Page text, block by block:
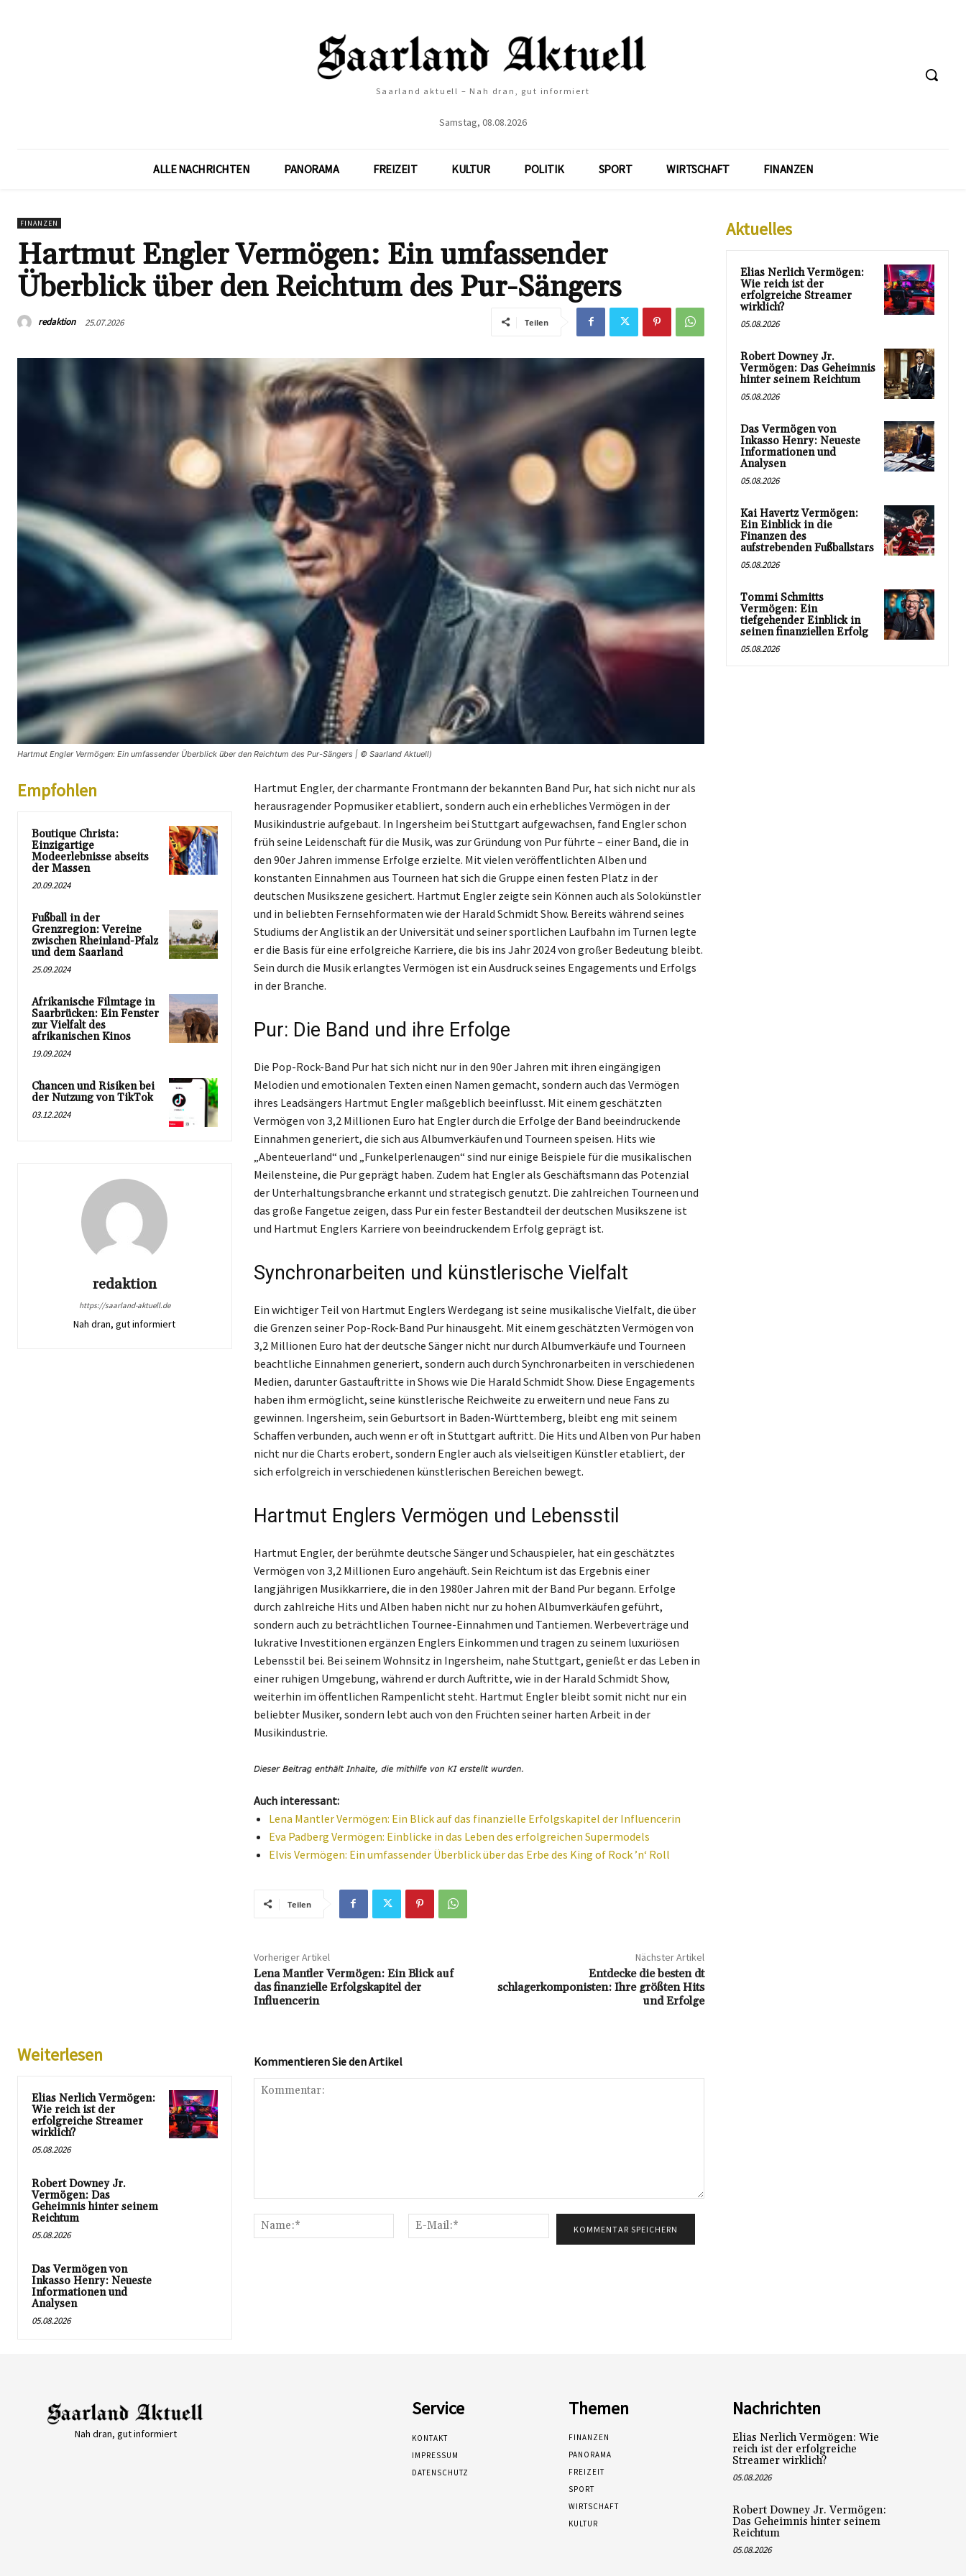
Saarland aktuell – Nah dran, gut informiert
Samstag, 08.08.2026
ALLE NACHRICHTEN PANORAMA FREIZEIT KULTUR POLITIK SPORT WIRTSCHAFT FINANZEN
FINANZEN
Hartmut Engler Vermögen: Ein umfassender
Überblick über den Reichtum des Pur-Sängers
redaktion 25.07.2026 Teilen
Hartmut Engler Vermögen: Ein umfassender Überblick über den Reichtum des Pur-Sängers | © Saarland Aktuell)
Empfohlen
Boutique Christa:
Einzigartige
Modeerlebnisse abseits
der Massen
20.09.2024
Fußball in der
Grenzregion: Vereine
zwischen Rheinland-Pfalz
und dem Saarland
25.09.2024
Afrikanische Filmtage in
Saarbrücken: Ein Fenster
zur Vielfalt des
afrikanischen Kinos
19.09.2024
Chancen und Risiken bei
der Nutzung von TikTok
03.12.2024
redaktion
https://saarland-aktuell.de
Nah dran, gut informiert
Hartmut Engler, der charmante Frontmann der bekannten Band Pur, hat sich nicht nur als
herausragender Popmusiker etabliert, sondern auch ein erhebliches Vermögen in der
Musikindustrie aufgebaut. In Ingersheim bei Stuttgart aufgewachsen, fand Engler schon
früh seine Leidenschaft für die Musik, was zur Gründung von Pur führte – einer Band, die in
den 90er Jahren immense Erfolge erzielte. Mit vielen veröffentlichten Alben und
konstanten Einnahmen aus Tourneen hat sich die Gruppe einen festen Platz in der
deutschen Musikszene gesichert. Hartmut Engler zeigte sein Können auch als Solokünstler
und in beliebten Fernsehformaten wie der Harald Schmidt Show. Bereits während seines
Studiums der Anglistik an der Universität und seiner sportlichen Laufbahn im Turnen legte
er die Basis für eine erfolgreiche Karriere, die bis ins Jahr 2024 von großer Bedeutung bleibt.
Sein durch die Musik erlangtes Vermögen ist ein Ausdruck seines Engagements und Erfolgs
in der Branche.
Pur: Die Band und ihre Erfolge
Die Pop-Rock-Band Pur hat sich nicht nur in den 90er Jahren mit ihren eingängigen
Melodien und emotionalen Texten einen Namen gemacht, sondern auch das Vermögen
ihres Leadsängers Hartmut Engler maßgeblich beeinflusst. Mit einem geschätzten
Vermögen von 3,2 Millionen Euro hat Engler durch die Erfolge der Band beeindruckende
Einnahmen generiert, die sich aus Albumverkäufen und Tourneen speisen. Hits wie
„Abenteuerland“ und „Funkelperlenaugen“ sind nur einige Beispiele für die musikalischen
Meilensteine, die Pur geprägt haben. Zudem hat Engler als Geschäftsmann das Potenzial
der Unterhaltungsbranche erkannt und strategisch genutzt. Die zahlreichen Tourneen und
das große Fangetue zeigen, dass Pur ein fester Bestandteil der deutschen Musikszene ist
und Hartmut Englers Karriere von beeindruckendem Erfolg geprägt ist.
Synchronarbeiten und künstlerische Vielfalt
Ein wichtiger Teil von Hartmut Englers Werdegang ist seine musikalische Vielfalt, die über
die Grenzen seiner Pop-Rock-Band Pur hinausgeht. Mit einem geschätzten Vermögen von
3,2 Millionen Euro hat der deutsche Sänger nicht nur durch Albumverkäufe und Tourneen
beachtliche Einnahmen generiert, sondern auch durch Synchronarbeiten in verschiedenen
Medien, darunter Gastauftritte in Shows wie Die Harald Schmidt Show. Diese Engagements
haben ihm ermöglicht, seine künstlerische Reichweite zu erweitern und neue Fans zu
gewinnen. Ingersheim, sein Geburtsort in Baden-Württemberg, bleibt eng mit seinem
Schaffen verbunden, auch wenn er oft in Stuttgart auftritt. Die Hits und Alben von Pur haben
nicht nur die Charts erobert, sondern Engler auch als vielseitigen Künstler etabliert, der
sich erfolgreich in verschiedenen künstlerischen Bereichen bewegt.
Hartmut Englers Vermögen und Lebensstil
Hartmut Engler, der berühmte deutsche Sänger und Schauspieler, hat ein geschätztes
Vermögen von 3,2 Millionen Euro angehäuft. Sein Reichtum ist das Ergebnis einer
langjährigen Musikkarriere, die in den 1980er Jahren mit der Band Pur begann. Erfolge
durch zahlreiche Hits und Alben haben nicht nur zu hohen Albumverkäufen geführt,
sondern auch zu beträchtlichen Tournee-Einnahmen und Tantiemen. Werbeverträge und
lukrative Investitionen ergänzen Englers Einkommen und tragen zu seinem luxuriösen
Lebensstil bei. Bei seinem Wohnsitz in Ingersheim, nahe Stuttgart, genießt er das Leben in
einer ruhigen Umgebung, während er durch Auftritte, wie in der Harald Schmidt Show,
weiterhin im öffentlichen Rampenlicht steht. Hartmut Engler bleibt somit nicht nur ein
beliebter Musiker, sondern lebt auch von den Früchten seiner harten Arbeit in der
Musikindustrie.
Auch interessant:
Lena Mantler Vermögen: Ein Blick auf das finanzielle Erfolgskapitel der Influencerin
Eva Padberg Vermögen: Einblicke in das Leben des erfolgreichen Supermodels
Elvis Vermögen: Ein umfassender Überblick über das Erbe des King of Rock ’n‘ Roll
Teilen
Vorheriger Artikel
Lena Mantler Vermögen: Ein Blick auf
das finanzielle Erfolgskapitel der
Influencerin
Nächster Artikel
Entdecke die besten dt
schlagerkomponisten: Ihre größten Hits
und Erfolge
Weiterlesen
Elias Nerlich Vermögen:
Wie reich ist der
erfolgreiche Streamer
wirklich?
05.08.2026
Robert Downey Jr.
Vermögen: Das
Geheimnis hinter seinem
Reichtum
05.08.2026
Das Vermögen von
Inkasso Henry: Neueste
Informationen und
Analysen
05.08.2026
Kommentieren Sie den Artikel
Name:*
Mail:*
Aktuelles
Elias Nerlich Vermögen:
Wie reich ist der
erfolgreiche Streamer
wirklich?
05.08.2026
Robert Downey Jr.
Vermögen: Das Geheimnis
hinter seinem Reichtum
05.08.2026
Das Vermögen von
Inkasso Henry: Neueste
Informationen und
Analysen
05.08.2026
Kai Havertz Vermögen:
Ein Einblick in die
Finanzen des
aufstrebenden Fußballstars
05.08.2026
Tommi Schmitts
Vermögen: Ein
tiefgehender Einblick in
seinen finanziellen Erfolg
05.08.2026
Nah dran, gut informiert
Service
KONTAKT
IMPRESSUM
DATENSCHUTZ
Themen
FINANZEN
PANORAMA
FREIZEIT
SPORT
WIRTSCHAFT
KULTUR
Nachrichten
Elias Nerlich Vermögen: Wie
reich ist der erfolgreiche
Streamer wirklich?
05.08.2026
Robert Downey Jr. Vermögen:
Das Geheimnis hinter seinem
Reichtum
05.08.2026